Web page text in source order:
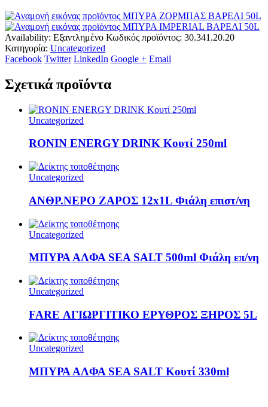
ΜΠΥΡΑ ΖΟΡΜΠΑΣ ΒΑΡΕΛΙ 50L
ΜΠΥΡΑ IMPERIAL ΒΑΡΕΛΙ 50L
Availability: Εξαντλημένο Κωδικός προϊόντος: 30.341.20.20
Κατηγορία: Uncategorized
Facebook Twitter LinkedIn Google + Email
Σχετικά προϊόντα
Uncategorized
RONIN ENERGY DRINK Κουτί 250ml
Uncategorized
ΑΝΘΡ.ΝΕΡΟ ΖΑΡΟΣ 12x1L Φιάλη επιστ/νη
Uncategorized
ΜΠΥΡΑ ΑΛΦΑ SEA SALT 500ml Φιάλη επ/νη
Uncategorized
FARE ΑΓΙΩΡΓΙΤΙΚΟ ΕΡΥΘΡΟΣ ΞΗΡΟΣ 5L
Uncategorized
ΜΠΥΡΑ ΑΛΦΑ SEA SALT Κουτί 330ml